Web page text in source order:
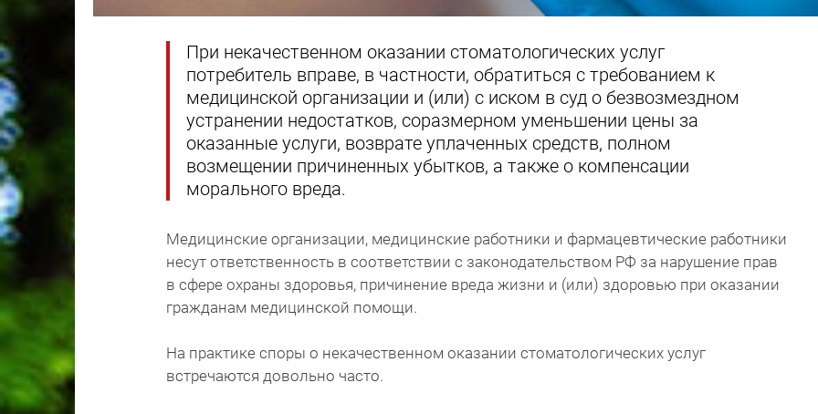
При некачественном оказании стоматологических услуг
потребитель вправе, в частности, обратиться с требованием к
медицинской организации и (или) с иском в суд о безвозмездном
устранении недостатков, соразмерном уменьшении цены за
оказанные услуги, возврате уплаченных средств, полном
возмещении причиненных убытков, а также о компенсации
морального вреда.
Медицинские организации, медицинские работники и фармацевтические работники
несут ответственность в соответствии с законодательством РФ за нарушение прав
в сфере охраны здоровья, причинение вреда жизни и (или) здоровью при оказании
гражданам медицинской помощи.
На практике споры о некачественном оказании стоматологических услуг
встречаются довольно часто.